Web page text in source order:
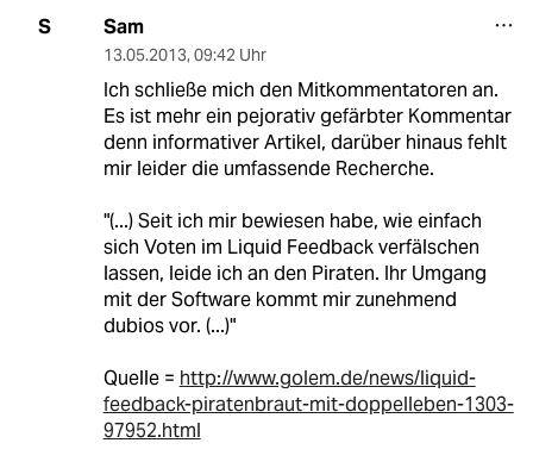
S Sam
13.05.2013, 09:42 Uhr
Ich schließe mich den Mitkommentatoren an.
Es ist mehr ein pejorativ gefärbter Kommentar
denn informativer Artikel, darüber hinaus fehlt
mir leider die umfassende Recherche.
"(...) Seit ich mir bewiesen habe, wie einfach
sich Voten im Liquid Feedback verfälschen
lassen, leide ich an den Piraten. Ihr Umgang
mit der Software kommt mir zunehmend
dubios vor. (...)"
Quelle = http://www.golem.de/news/liquid-
feedback-piratenbraut-mit-doppelleben-1303-
97952.html